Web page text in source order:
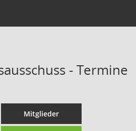
- Termine
Mitglieder